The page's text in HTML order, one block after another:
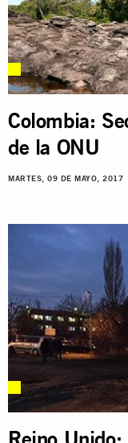
Colombia:
de la ONU
MARTES, 09 DE MAYO, 2017